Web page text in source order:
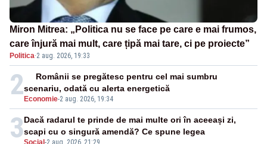
Miron Mitrea: „Politica nu se face pe care e mai frumos,
care înjură mai mult, care țipă mai tare, ci pe proiecte”
Politica·2 aug. 2026, 19:33
2 Economie-2 aug. 2026, 19:34
Românii se pregătesc pentru cel mai sumbru
scenariu, odată cu alerta energetică
3Social -2 aug. 2026, 21:29
Dacă radarul te prinde de mai multe ori în aceeași zi,
scapi cu o singură amendă? Ce spune legea